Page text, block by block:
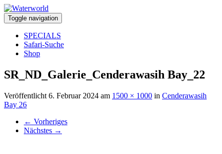
Toggle navigation
SPECIALS
Safari-Suche
Shop
SR_ND_Galerie_Cenderawasih Bay_22
Veröffentlicht 6. Februar 2024 am 1500 × 1000 in Cenderawasih
Bay 26
← Vorheriges
Nächstes →